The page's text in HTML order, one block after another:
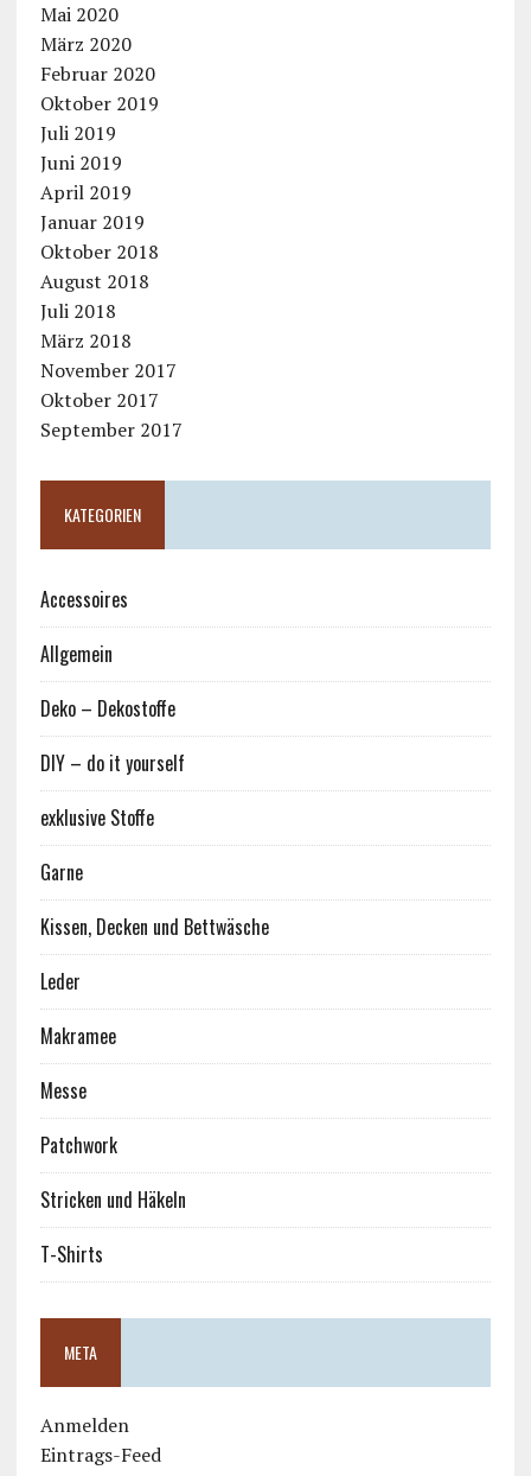
Mai 2020
März 2020
Februar 2020
Oktober 2019
Juli 2019
Juni 2019
April 2019
Januar 2019
Oktober 2018
August 2018
Juli 2018
März 2018
November 2017
Oktober 2017
September 2017
KATEGORIEN
Accessoires
Allgemein
Deko – Dekostoffe
DIY – do it yourself
exklusive Stoffe
Garne
Kissen, Decken und Bettwäsche
Leder
Makramee
Messe
Patchwork
Stricken und Häkeln
T-Shirts
META
Anmelden
Eintrags-Feed